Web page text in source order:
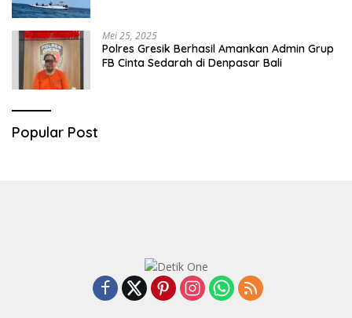
Mei 25, 2025
Polres Gresik Berhasil Amankan Admin Grup
FB Cinta Sedarah di Denpasar Bali
Popular Post